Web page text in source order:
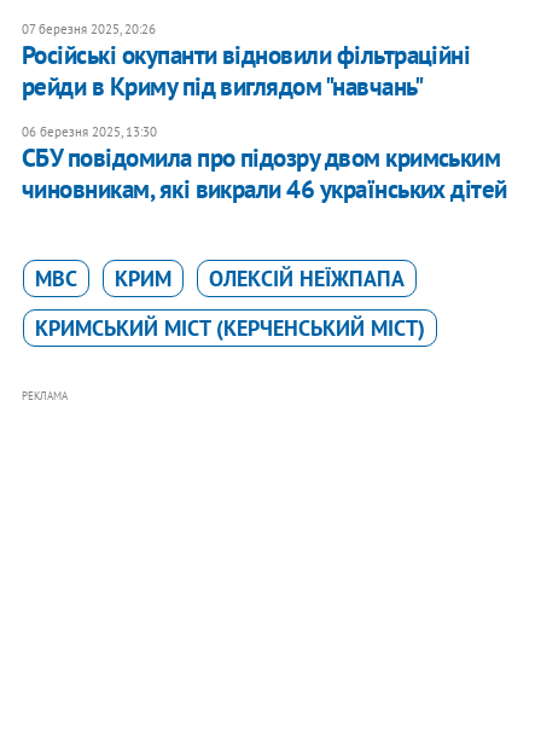
07 березня 2025, 20:26
Російські окупанти відновили фільтраційні
рейди в Криму під виглядом "навчань"
06 березня 2025, 13:30
СБУ повідомила про підозру двом кримським
чиновникам, які викрали 46 українських дітей
МВС КРИМ
ОЛЕКСІЙ НЕЇЖПАПА
КРИМСЬКИЙ МІСТ (КЕРЧЕНСЬКИЙ МІСТ)
РЕКЛАМА